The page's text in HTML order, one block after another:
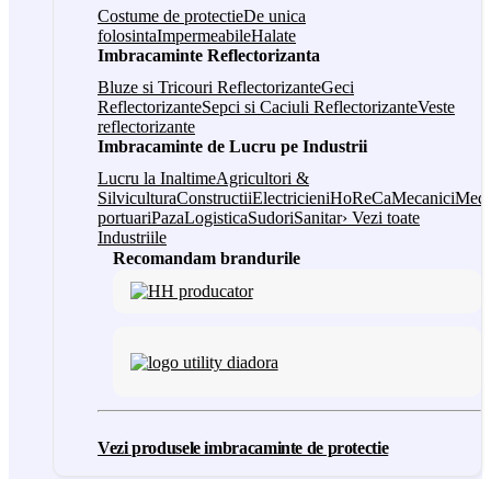
Costume de protectieDe unica
folosintaImpermeabileHalate
Imbracaminte Reflectorizanta
Bluze si Tricouri ReflectorizanteGeci
ReflectorizanteSepci si Caciuli ReflectorizanteVeste
reflectorizante
Imbracaminte de Lucru pe Industrii
Lucru la InaltimeAgricultori &
SilviculturaConstructiiElectricieniHoReCaMecanici
portuariPazaLogisticaSudoriSanitar› Vezi toate
Industriile
Recomandam brandurile
Vezi produsele imbracaminte de protectie